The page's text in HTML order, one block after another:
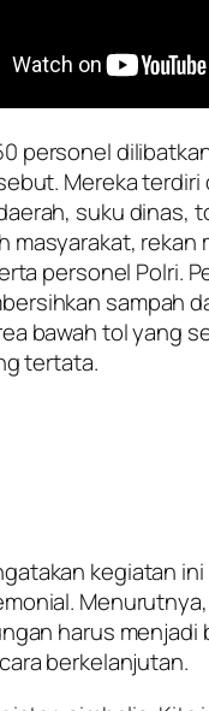
personel
Mereka terdiri
suku dinas,
masyarakat, rekan
personel Polri.
sampah
bawah tol yang
tertata.
kegiatan
harus menjadi
berkelanjutan.